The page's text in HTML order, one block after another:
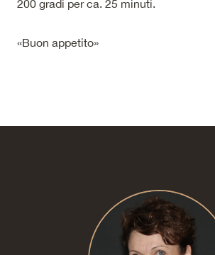
200 gradi per ca. 25 minuti.
«Buon appetito»